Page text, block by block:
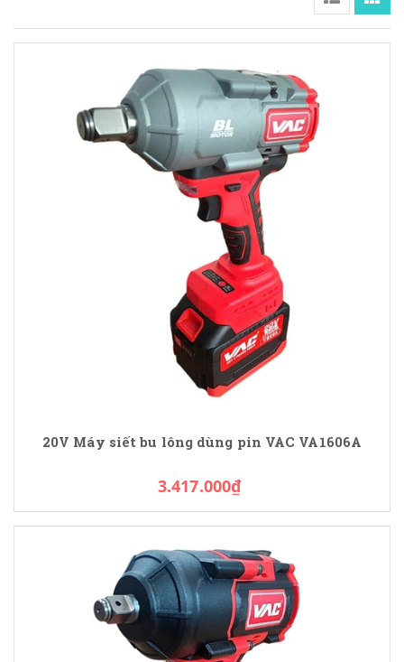
20V Máy siết bu lông dùng pin VAC VA1606A
3.417.000₫